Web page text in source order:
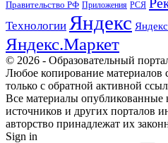
Правительство РФ Приложения РСЯ
Технологии Яндекс
Яндекс.Маркет
© 2026 - Образовательный
Любое копирование материалов
только с обратной активной
Все материалы опубликованные
источников и других порталов
авторство принадлежат их
Sign in